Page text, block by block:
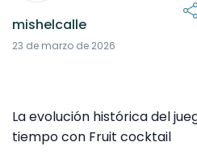
mishelcalle
23 de marzo de 2026
La evolución histórica del
tiempo con Fruit cocktail